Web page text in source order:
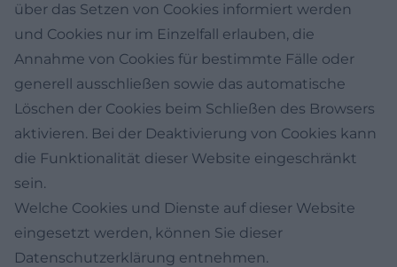
über das Setzen von Cookies informiert werden
und Cookies nur im Einzelfall erlauben, die
Annahme von Cookies für bestimmte Fälle oder
generell ausschließen sowie das automatische
Löschen der Cookies beim Schließen des Browsers
aktivieren. Bei der Deaktivierung von Cookies kann
die Funktionalität dieser Website eingeschränkt
sein.
Welche Cookies und Dienste auf dieser Website
eingesetzt werden, können Sie dieser
Datenschutzerklärung entnehmen.